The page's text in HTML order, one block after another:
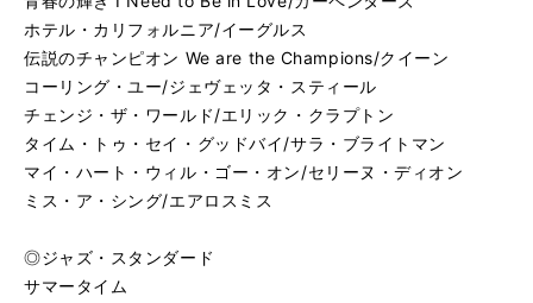
ホテル・カリフォルニア/イーグルス
伝説のチャンピオン We are the Champions/クイーン
コーリング・ユー/ジェヴェッタ・スティール
チェンジ・ザ・ワールド/エリック・クラプトン
タイム・トゥ・セイ・グッドバイ/サラ・ブライトマン
マイ・ハート・ウィル・ゴー・オン/セリーヌ・ディオン
ミス・ア・シング/エアロスミス
◎ジャズ・スタンダード
サマータイム